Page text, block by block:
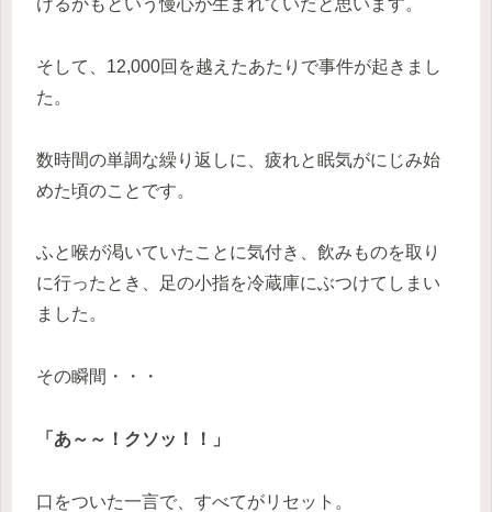
けるかもという慢心が生まれていたと思います。
そして、12,000回を越えたあたりで事件が起きまし
た。
数時間の単調な繰り返しに、疲れと眠気がにじみ始
めた頃のことです。
ふと喉が渇いていたことに気付き、飲みものを取り
に行ったとき、足の小指を冷蔵庫にぶつけてしまい
ました。
その瞬間・・・
「あ～～！クソッ！！」
口をついた一言で、すべてがリセット。